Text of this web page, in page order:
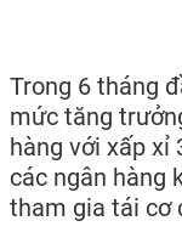
Trong 6 tháng
mức tăng
hàng với xấp xỉ
các ngân hàng
tham gia tái cơ